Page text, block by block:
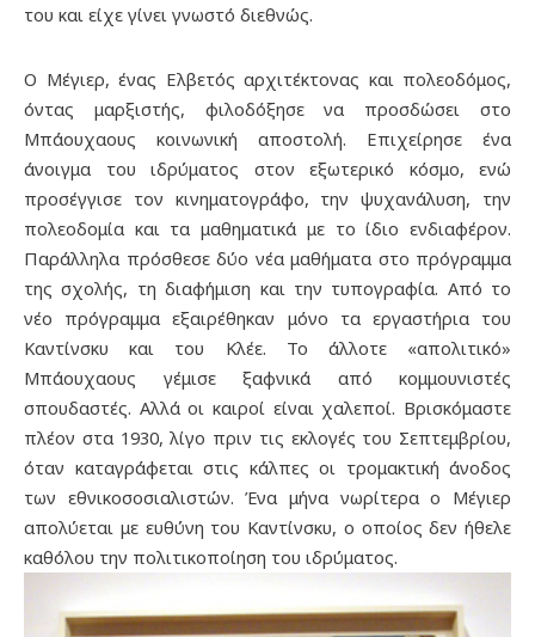
του και είχε γίνει γνωστό διεθνώς.
Ο Μέγιερ, ένας Ελβετός αρχιτέκτονας και πολεοδόμος,
όντας μαρξιστής, φιλοδόξησε να προσδώσει στο
Μπάουχαους κοινωνική αποστολή. Επιχείρησε ένα
άνοιγμα του ιδρύματος στον εξωτερικό κόσμο, ενώ
προσέγγισε τον κινηματογράφο, την ψυχανάλυση, την
πολεοδομία και τα μαθηματικά με το ίδιο ενδιαφέρον.
Παράλληλα πρόσθεσε δύο νέα μαθήματα στο πρόγραμμα
της σχολής, τη διαφήμιση και την τυπογραφία. Από το
νέο πρόγραμμα εξαιρέθηκαν μόνο τα εργαστήρια του
Καντίνσκυ και του Κλέε. Το άλλοτε «απολιτικό»
Μπάουχαους γέμισε ξαφνικά από κομμουνιστές
σπουδαστές. Αλλά οι καιροί είναι χαλεποί. Βρισκόμαστε
πλέον στα 1930, λίγο πριν τις εκλογές του Σεπτεμβρίου,
όταν καταγράφεται στις κάλπες οι τρομακτική άνοδος
των εθνικοσοσιαλιστών. Ένα μήνα νωρίτερα ο Μέγιερ
απολύεται με ευθύνη του Καντίνσκυ, ο οποίος δεν ήθελε
καθόλου την πολιτικοποίηση του ιδρύματος.